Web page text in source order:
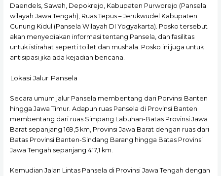
Daendels, Sawah, Depokrejo, Kabupaten Purworejo (Pansela
wilayah Jawa Tengah), Ruas Tepus – Jerukwudel Kabupaten
Gunung Kidul (Pansela Wilayah DI Yogyakarta). Posko tersebut
akan menyediakan informasi tentang Pansela, dan fasilitas
untuk istirahat seperti toilet dan mushala. Posko ini juga untuk
antisipasi jika ada kejadian bencana.
Lokasi Jalur Pansela
Secara umum jalur Pansela membentang dari Porvinsi Banten
hingga Jawa Timur. Adapun ruas Pansela di Provinsi Banten
membentang dari ruas Simpang Labuhan-Batas Provinsi Jawa
Barat sepanjang 169,5 km, Provinsi Jawa Barat dengan ruas dari
Batas Provinsi Banten-Sindang Barang hingga Batas Provinsi
Jawa Tengah sepanjang 417,1 km.
Kemudian Jalan Lintas Pansela di Provinsi Jawa Tengah dengan